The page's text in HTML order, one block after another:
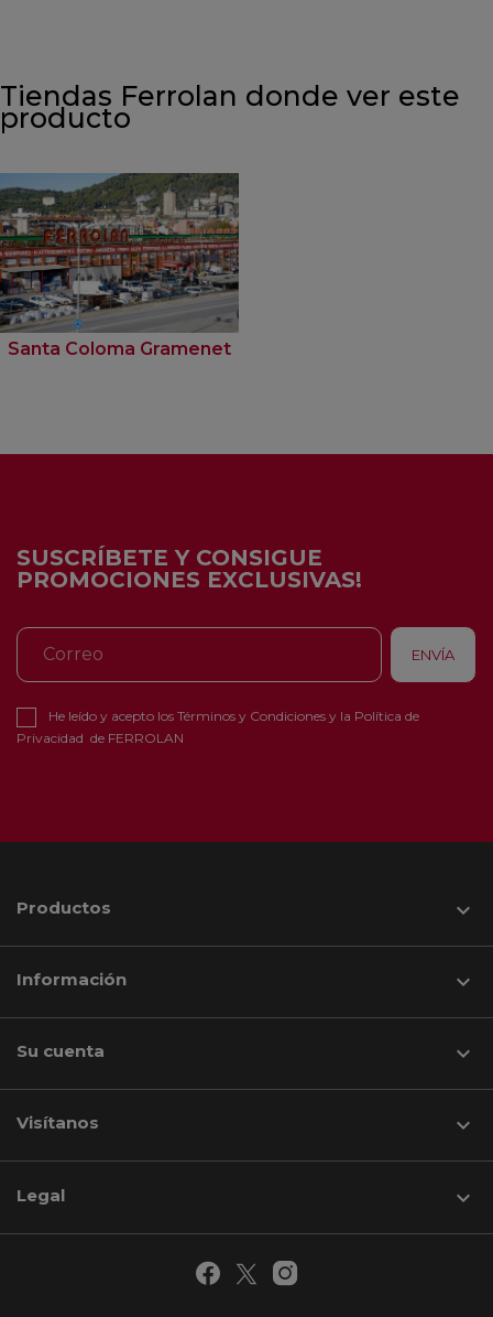
Tiendas Ferrolan donde ver este
producto
Santa Coloma Gramenet
SUSCRÍBETE Y CONSIGUE
PROMOCIONES EXCLUSIVAS!
He leído y acepto los Términos y Condiciones y la Política de
Privacidad de FERROLAN
Productos 
Información 
Su cuenta 
Visítanos keyboard_arrow_down
Legal 